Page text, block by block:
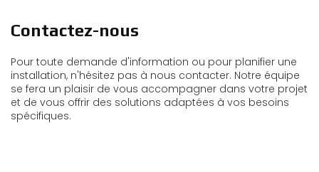
Contactez-nous
Pour toute demande d'information ou pour planifier une
installation, n'hésitez pas à nous contacter. Notre équipe
se fera un plaisir de vous accompagner dans votre projet
et de vous offrir des solutions adaptées à vos besoins
spécifiques.